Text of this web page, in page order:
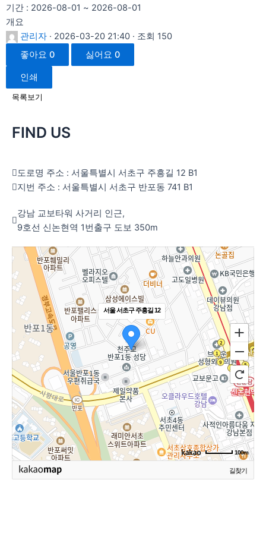
기간 : 2026-08-01 ~ 2026-08-01
개요
관리자 · 2026-03-20 21:40 · 조회 150
좋아요 0 싫어요 0
인쇄
목록보기
FIND US
도로명 주소 : 서울특별시 서초구 주흥길 12 B1
지번 주소 : 서울특별시 서초구 반포동 741 B1
강남 교보타워 사거리 인근,
9호선 신논현역 1번출구 도보 350m
서울 서초구 주흥길 12
100m
길찾기